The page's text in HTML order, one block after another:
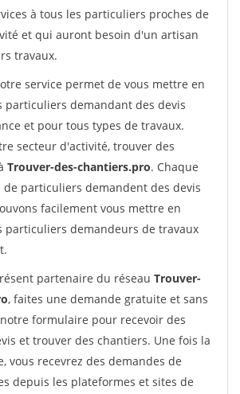
à tous les particuliers proches de
et qui auront besoin d'un artisan
travaux.
service permet de vous mettre en
particuliers demandant des devis
et pour tous types de travaux.
secteur d'activité, trouver des
Trouver-des-chantiers.pro. Chaque
particuliers demandent des devis
facilement vous mettre en
particuliers demandeurs de travaux
partenaire du réseau Trouver-
, faites une demande gratuite et sans
formulaire pour recevoir des
et trouver des chantiers. Une fois la
vous recevrez des demandes de
depuis les plateformes et sites de